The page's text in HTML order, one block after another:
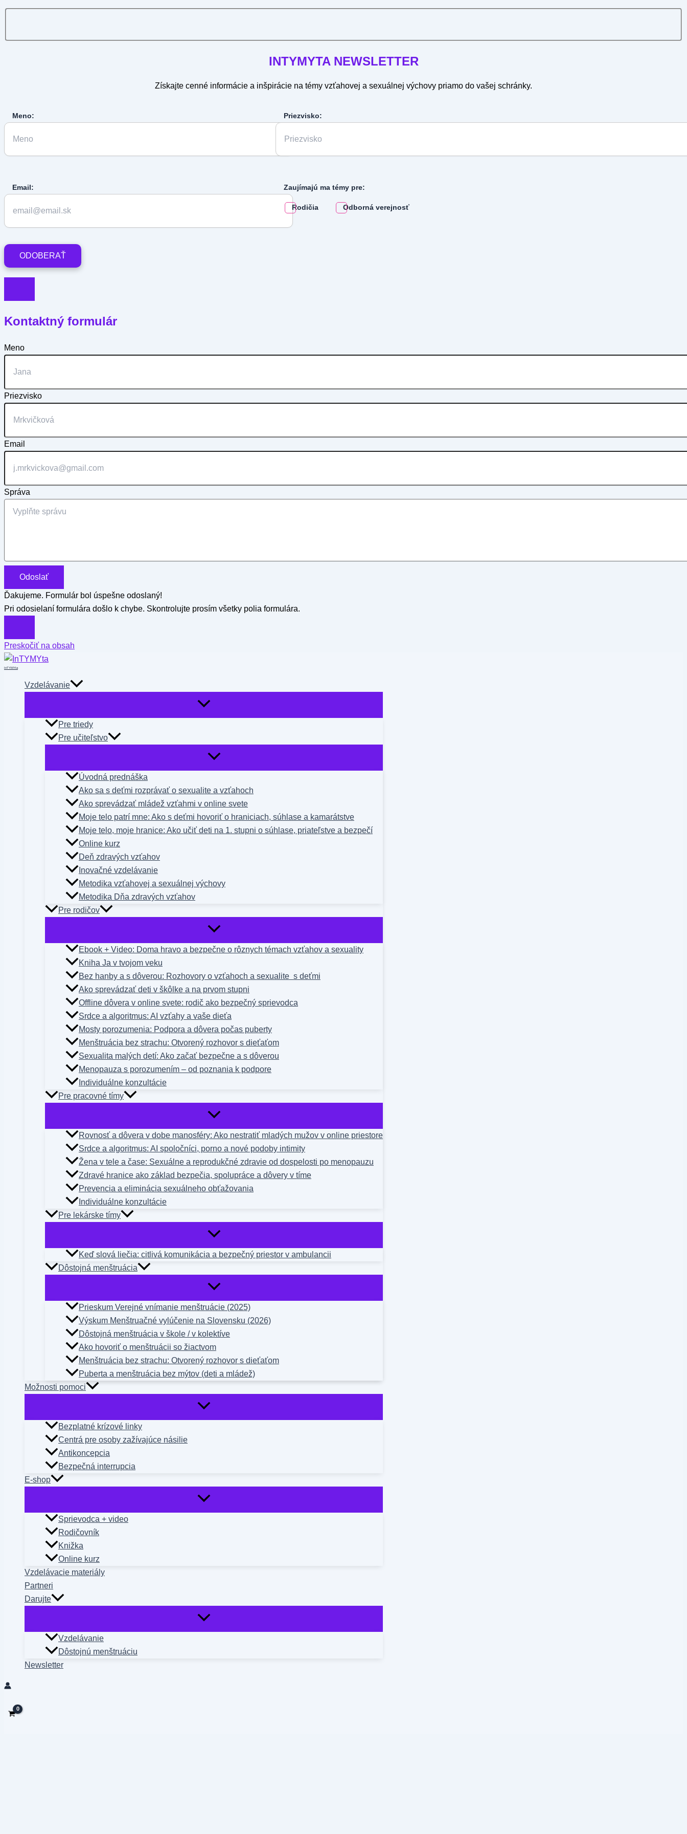
INTYMYTA NEWSLETTER
Získajte cenné informácie a inšpirácie na témy vzťahovej a sexuálnej výchovy priamo do vašej schránky.
Meno: Priezvisko:
Email: Zaujímajú ma témy pre:
Rodičia Odborná verejnosť
Kontaktný formulár
Meno
Priezvisko
Email
Správa
Odoslať
Ďakujeme. Formulár bol úspešne odoslaný!
Pri odosielaní formulára došlo k chybe. Skontrolujte prosím všetky polia formulára.
Preskočiť na obsah
InTYMYta
Vzdelávanie
Pre triedy
Pre učiteľstvo
Úvodná prednáška
Ako sa s deťmi rozprávať o sexualite a vzťahoch
Ako sprevádzať mládež vzťahmi v online svete
Moje telo patrí mne: Ako s deťmi hovoriť o hraniciach, súhlase a kamarátstve
Moje telo, moje hranice: Ako učiť deti na 1. stupni o súhlase, priateľstve a bezpečí
Online kurz
Deň zdravých vzťahov
Inovačné vzdelávanie
Metodika vzťahovej a sexuálnej výchovy
Metodika Dňa zdravých vzťahov
Pre rodičov
Ebook + Video: Doma hravo a bezpečne o rôznych témach vzťahov a sexuality
Kniha Ja v tvojom veku
Bez hanby a s dôverou: Rozhovory o vzťahoch a sexualite s deťmi
Ako sprevádzať deti v škôlke a na prvom stupni
Offline dôvera v online svete: rodič ako bezpečný sprievodca
Srdce a algoritmus: AI vzťahy a vaše dieťa
Mosty porozumenia: Podpora a dôvera počas puberty
Menštruácia bez strachu: Otvorený rozhovor s dieťaťom
Sexualita malých detí: Ako začať bezpečne a s dôverou
Menopauza s porozumením – od poznania k podpore
Individuálne konzultácie
Pre pracovné tímy
Rovnosť a dôvera v dobe manosféry: Ako nestratiť mladých mužov v online priestore
Srdce a algoritmus: AI spoločníci, porno a nové podoby intimity
Žena v tele a čase: Sexuálne a reprodukčné zdravie od dospelosti po menopauzu
Zdravé hranice ako základ bezpečia, spolupráce a dôvery v tíme
Prevencia a eliminácia sexuálneho obťažovania
Individuálne konzultácie
Pre lekárske tímy
Keď slová liečia: citlivá komunikácia a bezpečný priestor v ambulancii
Dôstojná menštruácia
Prieskum Verejné vnímanie menštruácie (2025)
Výskum Menštruačné vylúčenie na Slovensku (2026)
Dôstojná menštruácia v škole / v kolektíve
Ako hovoriť o menštruácii so žiactvom
Menštruácia bez strachu: Otvorený rozhovor s dieťaťom
Puberta a menštruácia bez mýtov (deti a mládež)
Možnosti pomoci
Bezplatné krízové linky
Centrá pre osoby zažívajúce násilie
Antikoncepcia
Bezpečná interrupcia
E-shop
Sprievodca + video
Rodičovník
Knižka
Online kurz
Vzdelávacie materiály
Partneri
Darujte
Vzdelávanie
Dôstojnú menštruáciu
Newsletter